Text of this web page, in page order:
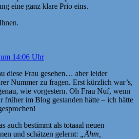
eine ganz klare Prio eins.
14:06 Uhr
diese Frau gesehen… aber leider
Nummer zu fragen. Erst kürzlich war’s,
wie vorgestern. Oh Frau Nuf, wenn
früher im Blog gestanden hätte – ich hätte
auch bestimmt als totaaal neuen
und schätzen gelernt:
„Ähm,